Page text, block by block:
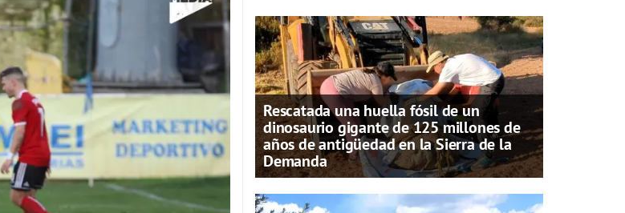
Rescatada una huella fósil de un
dinosaurio gigante de 125 millones de
años de antigüedad en la Sierra de la
Demanda